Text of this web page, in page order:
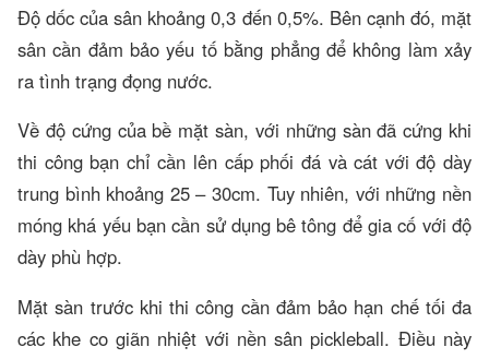
Độ dốc của sân khoảng 0,3 đến 0,5%. Bên cạnh đó, mặt
sân cần đảm bảo yếu tố bằng phẳng để không làm xảy
ra tình trạng đọng nước.
Về độ cứng của bề mặt sàn, với những sàn đã cứng khi
thi công bạn chỉ cần lên cấp phối đá và cát với độ dày
trung bình khoảng 25 – 30cm. Tuy nhiên, với những nền
móng khá yếu bạn cần sử dụng bê tông để gia cố với độ
dày phù hợp.
Mặt sàn trước khi thi công cần đảm bảo hạn chế tối đa
các khe co giãn nhiệt với nền sân pickleball. Điều này